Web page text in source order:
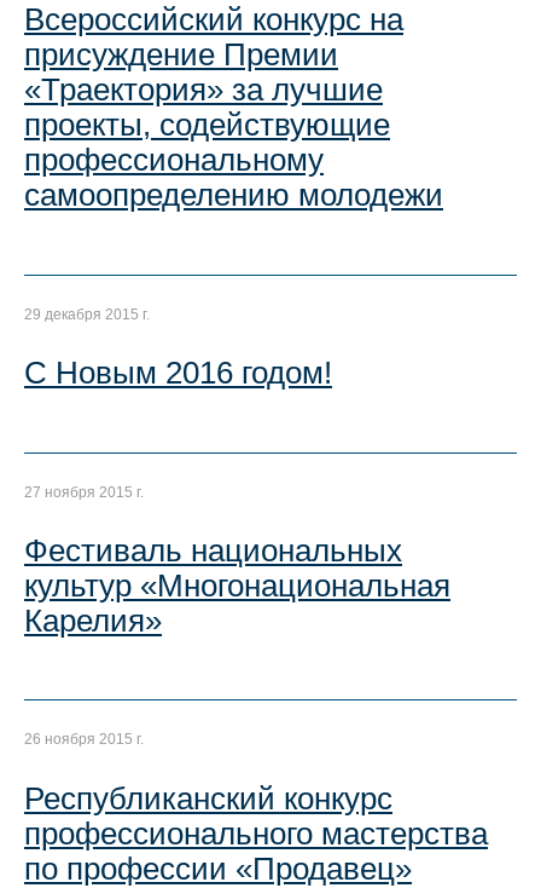
Всероссийский конкурс на
присуждение Премии
«Траектория» за лучшие
проекты, содействующие
профессиональному
самоопределению молодежи
29 декабря 2015 г.
С Новым 2016 годом!
27 ноября 2015 г.
Фестиваль национальных
культур «Многонациональная
Карелия»
26 ноября 2015 г.
Республиканский конкурс
профессионального мастерства
по профессии «Продавец»